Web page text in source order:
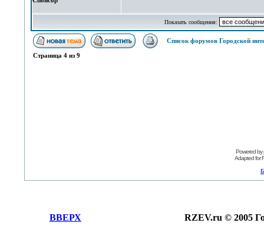
Показать сообщения:
Список форумов Городской
Страница 4из9
Powered by
Adapted for
ВВЕРХ RZEV.ru © 2005